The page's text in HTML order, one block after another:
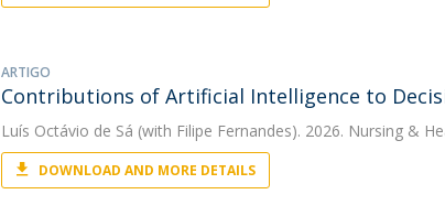
ARTIGO
Contributions of Artificial Intelligence to
Luís Octávio de Sá (with Filipe Fernandes). 2026. Nursing &
DOWNLOAD AND MORE DETAILS